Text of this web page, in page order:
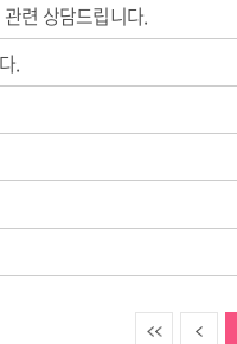
련 상담드립니다.
.
이전